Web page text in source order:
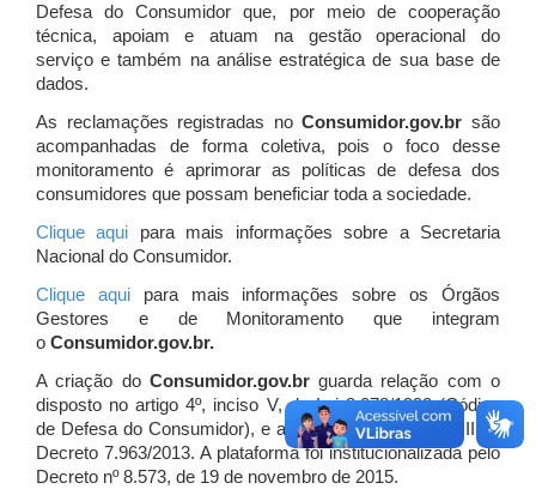
Defesa do Consumidor que, por meio de cooperação
técnica, apoiam e atuam na gestão operacional do
serviço e também na análise estratégica de sua base de
dados.
As reclamações registradas noConsumidor.gov.br são
acompanhadas de forma coletiva, pois o foco desse
monitoramento é aprimorar as políticas de defesa dos
consumidores que possam beneficiar toda a sociedade.
Clique aqui para mais informações sobre a Secretaria
Nacional do Consumidor.
Clique aquipara mais informações sobre os Órgãos
Gestores e de Monitoramento que integram
o Consumidor.gov.br.
A criação do Consumidor.gov.brguarda relação com o
disposto no artigo 4º, inciso V, da Lei 8.078/1990 (Código
de Defesa do Consumidor), e artigo 7º, incisos I, II e III do
Decreto 7.963/2013. A plataforma foi institucionalizada pelo
Decreto nº 8.573, de 19 de novembro de 2015.